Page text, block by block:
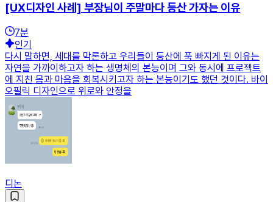
[UX디자인 사례] 부장님이 주말마다 등산 가자는 이유
7분
인기
다시 말하면, 세대를 막론하고 우리들이 등산에 푹 빠지게 된 이유는
자연을 가까이하고자 하는 생명체의 본능이며 그와 동시에 프로젝트
에 지친 몸과 마음을 회복시키고자 하는 본능이기도 했던 것이다. 바이
오필릭 디자인으로 위로와 안정을
디논